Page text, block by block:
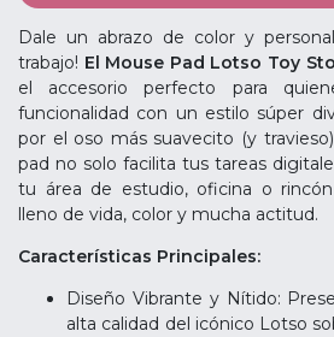
Dale un abrazo de color y
trabajo! El Mouse Pad Lotso Toy
el accesorio perfecto para
funcionalidad con un estilo súper
por el oso más suavecito (y
pad no solo facilita tus tareas
tu área de estudio, oficina o
lleno de vida, color y mucha actitud.
Características Principales:
Diseño Vibrante y Nítido:
alta calidad del icónico Lotso